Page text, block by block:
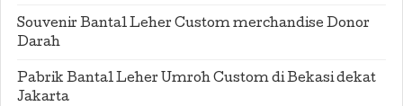
Souvenir Bantal Leher Custom merchandise Donor
Darah
Pabrik Bantal Leher Umroh Custom di Bekasi dekat
Jakarta